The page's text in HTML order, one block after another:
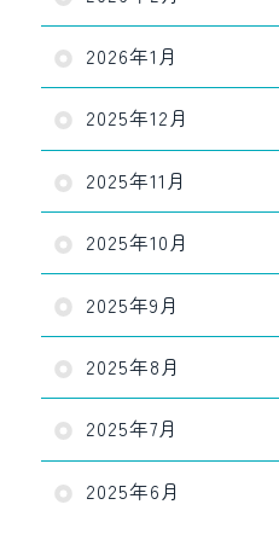
2026年1月
2025年12月
2025年11月
2025年10月
2025年9月
2025年8月
2025年7月
2025年6月